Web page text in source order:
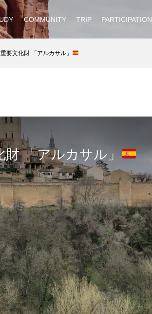
COMMUNITY TRIP PARTICIPATION
要文化財 「アルカサル」
「アルカサル」